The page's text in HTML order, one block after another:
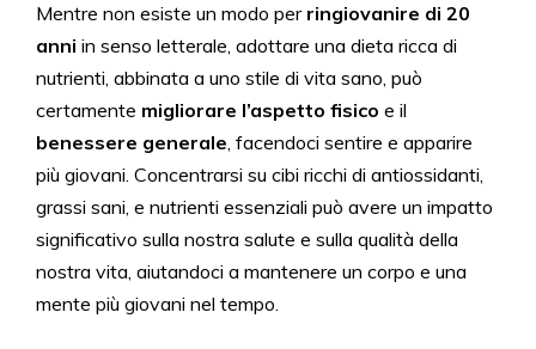
Mentre non esiste un modo per ringiovanire di 20
anni in senso letterale, adottare una dieta ricca di
nutrienti, abbinata a uno stile di vita sano, può
certamente migliorare l’aspetto fisico e il
benessere generale, facendoci sentire e apparire
più giovani. Concentrarsi su cibi ricchi di antiossidanti,
grassi sani, e nutrienti essenziali può avere un impatto
significativo sulla nostra salute e sulla qualità della
nostra vita, aiutandoci a mantenere un corpo e una
mente più giovani nel tempo.